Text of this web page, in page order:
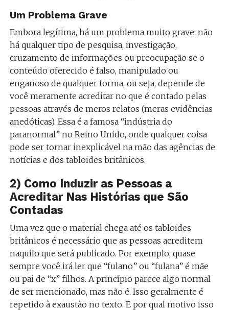
Um Problema Grave
Embora legítima, há um problema muito grave: não
há qualquer tipo de pesquisa, investigação,
cruzamento de informações ou preocupação se o
conteúdo oferecido é falso, manipulado ou
enganoso de qualquer forma, ou seja, depende de
você meramente acreditar no que é contado pelas
pessoas através de meros relatos (meras evidências
anedóticas). Essa é a famosa “indústria do
paranormal” no Reino Unido, onde qualquer coisa
pode ser tornar inexplicável na mão das agências de
notícias e dos tabloides britânicos.
2) Como Induzir as Pessoas a
Acreditar Nas Histórias que São
Contadas
Uma vez que o material chega até os tabloides
britânicos é necessário que as pessoas acreditem
naquilo que será publicado. Por exemplo, quase
sempre você irá ler que “fulano” ou “fulana” é mãe
ou pai de “x” filhos. A princípio parece algo normal
de ser mencionado, mas não é. Isso geralmente é
repetido à exaustão no texto. E por qual motivo isso